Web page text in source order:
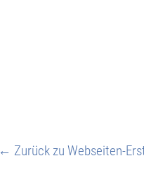
← Zurück zu Webseiten-